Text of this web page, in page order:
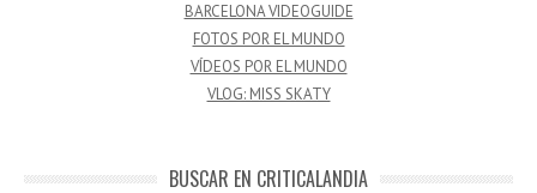
BARCELONA VIDEOGUIDE
FOTOS POR EL MUNDO
VÍDEOS POR EL MUNDO
VLOG: MISS SKATY
BUSCAR EN CRITICALANDIA